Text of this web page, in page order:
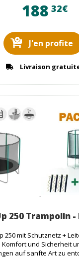
188 32€
J'en profite
Livraison
250 Trampolin -
250 mit Schutznetz +
und Sicherheit
auf sanfte Art zu